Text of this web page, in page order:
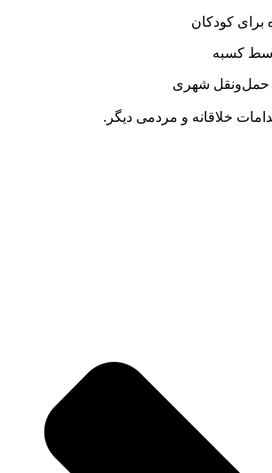
برای کودکان
کسبه
حمل‌ونقل شهری
خلاقانه و مردمی دیگر.